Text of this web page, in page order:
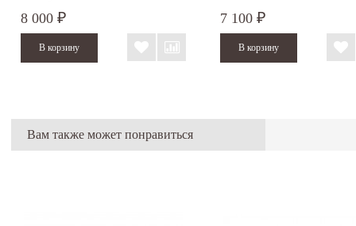
8 000 ₽ 7 100 ₽
Вам также может понравиться